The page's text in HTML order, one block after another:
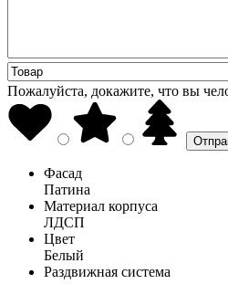
Пожалуйста, докажите, что вы
Фасад
Патина
Материал корпуса
ЛДСП
Цвет
Белый
Раздвижная система